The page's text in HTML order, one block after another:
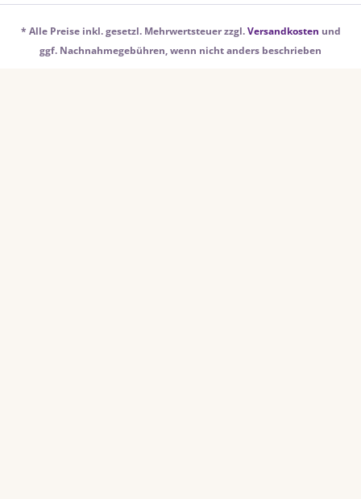
* Alle Preise inkl. gesetzl. Mehrwertsteuer zzgl.Versandkosten und
ggf. Nachnahmegebühren, wenn nicht anders beschrieben